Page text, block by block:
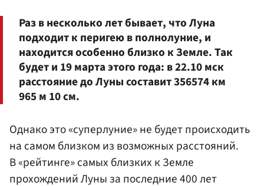
Раз в несколько лет бывает, что Луна
подходит к перигею в полнолуние, и
находится особенно близко к Земле. Так
будет и 19 марта этого года: в 22.10 мск
расстояние до Луны составит 356574 км
965 м 10 см.
Однако это «суперлуние» не будет происходить
на самом близком из возможных расстояний.
В «рейтинге» самых близких к Земле
прохождений Луны за последние 400 лет